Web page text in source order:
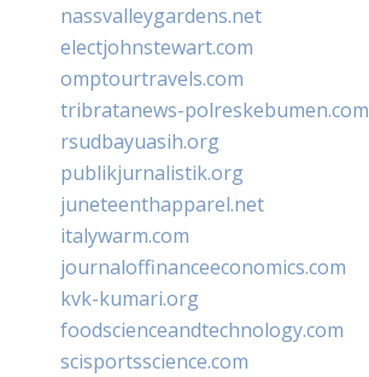
nassvalleygardens.net
electjohnstewart.com
omptourtravels.com
tribratanews-polreskebumen.com
rsudbayuasih.org
publikjurnalistik.org
juneteenthapparel.net
italywarm.com
journaloffinanceeconomics.com
kvk-kumari.org
foodscienceandtechnology.com
scisportsscience.com